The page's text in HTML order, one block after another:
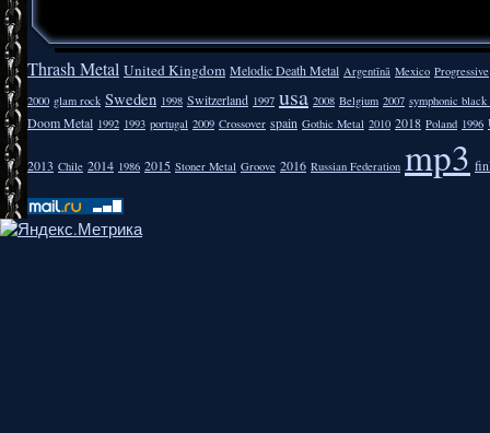
Thrash Metal United Kingdom Melodic Death Metal Argentīnā Mexico Progressive
2000 glam rock Sweden 1998 Switzerland 1997 usa 2008 Belgium 2007 symphonic
Doom Metal 1992 1993 portugal 2009 Crossover spain Gothic Metal 2010 2018 Poland 1996
2013 Chile 2014 1986 2015 Stoner Metal Groove 2016 Russian Federation mp3